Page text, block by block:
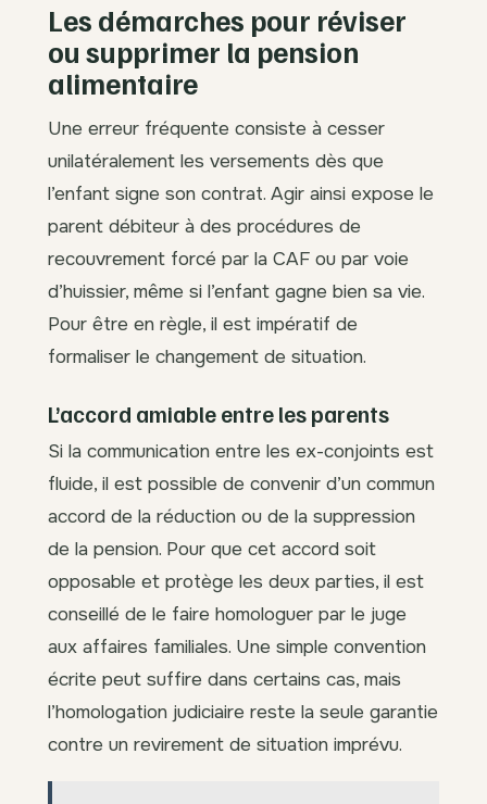
Les démarches pour réviser
ou supprimer la pension
alimentaire
Une erreur fréquente consiste à cesser
unilatéralement les versements dès que
l’enfant signe son contrat. Agir ainsi expose le
parent débiteur à des procédures de
recouvrement forcé par la CAF ou par voie
d’huissier, même si l’enfant gagne bien sa vie.
Pour être en règle, il est impératif de
formaliser le changement de situation.
L’accord amiable entre les parents
Si la communication entre les ex-conjoints est
fluide, il est possible de convenir d’un commun
accord de la réduction ou de la suppression
de la pension. Pour que cet accord soit
opposable et protège les deux parties, il est
conseillé de le faire homologuer par le juge
aux affaires familiales. Une simple convention
écrite peut suffire dans certains cas, mais
l’homologation judiciaire reste la seule garantie
contre un revirement de situation imprévu.